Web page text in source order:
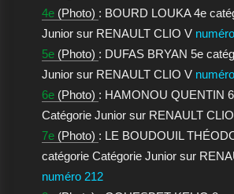
4e(Photo) : BOURD LOUKA 4e
Junior sur RENAULT CLIO V
5e(Photo) : DUFAS BRYAN 5e
Junior sur RENAULT CLIO V
6e(Photo) : HAMONOU QUENTIN
Catégorie Junior sur RENAULT
7e(Photo) : LE BOUDOUIL
catégorie Catégorie Junior sur
numéro 212